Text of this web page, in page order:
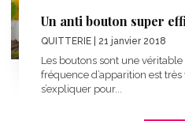
Un anti bouton super
QUITTERIE | 21 janvier 2018
Les boutons sont une
fréquence d’apparition est
s’expliquer pour...